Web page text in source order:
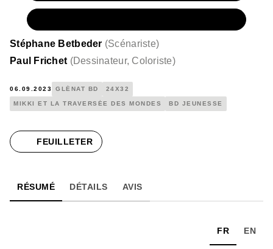
Stéphane Betbeder (Scénariste)
Paul Frichet (Dessinateur, Coloriste)
06.09.2023 GLÉNAT BD 24X32
MIKKI ET LA TRAVERSÉE DES MONDES BD JEUNESSE
FEUILLETER
RÉSUMÉ DÉTAILS AVIS
FR EN